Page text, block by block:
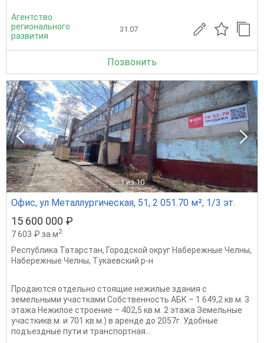
Агентство
регионального
развития
31.07
Позвонить
1 из 10
Офис, ул Металлургическая, 51, 2 051.70 м², 1/3 эт.
15 600 000 ₽
7 603 ₽ за м2
Республика Татарстан, Городской округ Набережные Челны,
Набережные Челны, Тукаевский р-н
Продаются отдельно стоящие нежилые здания с
земельными участками Собственность АБК – 1 649,2 кв.м. 3
этажа Нежилое строение – 402,5 кв.м. 2 этажа Земельные
участкикв.м. и 701 кв.м.) в аренде до 2057г. Удобные
подъездные пути и транспортная...